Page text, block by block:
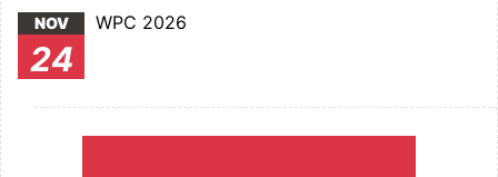
NOV
24
WPC 2026